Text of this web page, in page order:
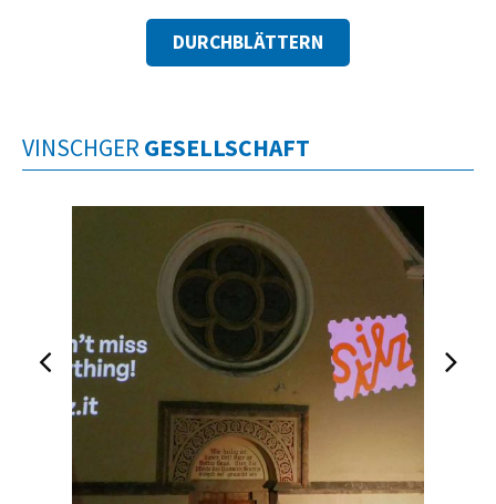
DURCHBLÄTTERN
VINSCHGER GESELLSCHAFT